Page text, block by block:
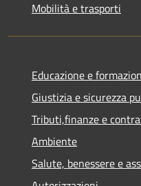
Mobilità e trasporti
Educazione e
Giustizia e sicurezza
Tributi,finanze e
Ambiente
Salute, benessere e